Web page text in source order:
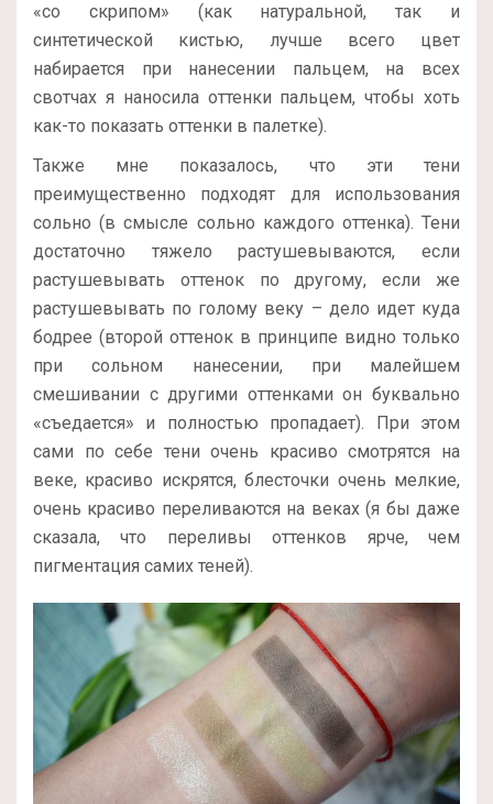
«со скрипом» (как натуральной, так и
синтетической кистью, лучше всего цвет
набирается при нанесении пальцем, на всех
свотчах я наносила оттенки пальцем, чтобы хоть
как-то показать оттенки в палетке).
Также мне показалось, что эти тени
преимущественно подходят для использования
сольно (в смысле сольно каждого оттенка). Тени
достаточно тяжело растушевываются, если
растушевывать оттенок по другому, если же
растушевывать по голому веку – дело идет куда
бодрее (второй оттенок в принципе видно только
при сольном нанесении, при малейшем
смешивании с другими оттенками он буквально
«съедается» и полностью пропадает). При этом
сами по себе тени очень красиво смотрятся на
веке, красиво искрятся, блесточки очень мелкие,
очень красиво переливаются на веках (я бы даже
сказала, что переливы оттенков ярче, чем
пигментация самих теней).